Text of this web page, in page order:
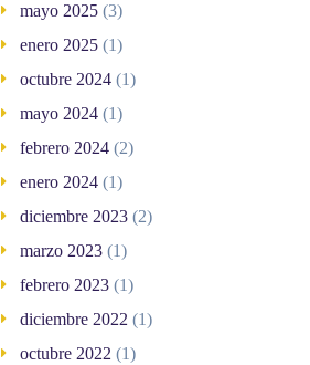
mayo 2025 (3)
enero 2025 (1)
octubre 2024 (1)
mayo 2024 (1)
febrero 2024 (2)
enero 2024 (1)
diciembre 2023 (2)
marzo 2023 (1)
febrero 2023 (1)
diciembre 2022 (1)
octubre 2022 (1)